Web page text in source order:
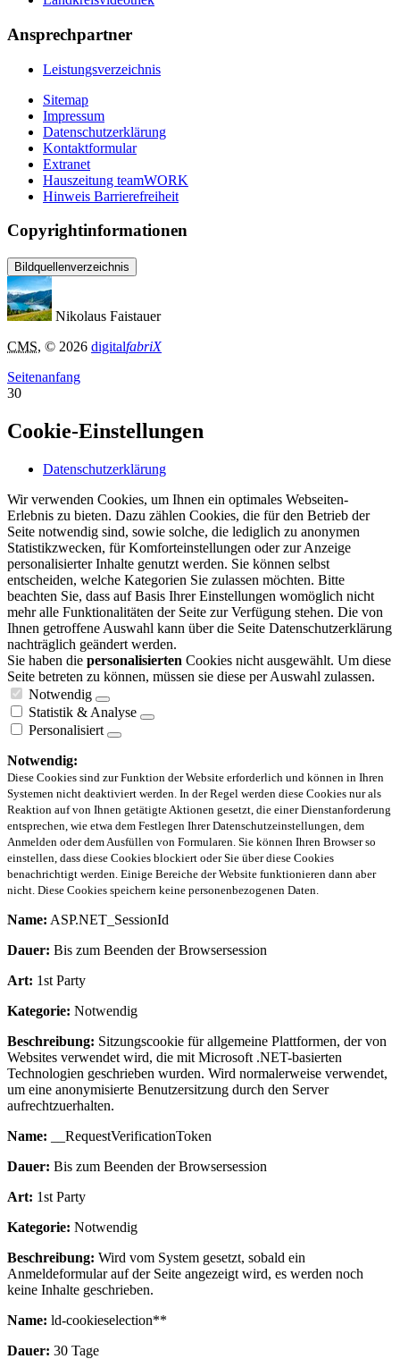
Ansprechpartner
Leistungsverzeichnis
Sitemap
Impressum
Datenschutzerklärung
Kontaktformular
Extranet
Hauszeitung teamWORK
Hinweis Barrierefreiheit
Copyrightinformationen
Bildquellenverzeichnis
Nikolaus Faistauer
CMS, © 2026 digitalfabriX
Seitenanfang
30
Cookie-Einstellungen
Datenschutzerklärung
Wir verwenden Cookies, um Ihnen ein optimales Webseiten-
Erlebnis zu bieten. Dazu zählen Cookies, die für den Betrieb der
Seite notwendig sind, sowie solche, die lediglich zu anonymen
Statistikzwecken, für Komforteinstellungen oder zur Anzeige
personalisierter Inhalte genutzt werden. Sie können selbst
entscheiden, welche Kategorien Sie zulassen möchten. Bitte
beachten Sie, dass auf Basis Ihrer Einstellungen womöglich nicht
mehr alle Funktionalitäten der Seite zur Verfügung stehen. Die von
Ihnen getroffene Auswahl kann über die Seite Datenschutzerklärung
nachträglich geändert werden.
Sie haben die personalisierten Cookies nicht ausgewählt. Um diese
Seite betreten zu können, müssen sie diese per Auswahl zulassen.
Notwendig
Statistik & Analyse
Personalisiert
Notwendig:
Diese Cookies sind zur Funktion der Website erforderlich und können in Ihren
Systemen nicht deaktiviert werden. In der Regel werden diese Cookies nur als
Reaktion auf von Ihnen getätigte Aktionen gesetzt, die einer Dienstanforderung
entsprechen, wie etwa dem Festlegen Ihrer Datenschutzeinstellungen, dem
Anmelden oder dem Ausfüllen von Formularen. Sie können Ihren Browser so
einstellen, dass diese Cookies blockiert oder Sie über diese Cookies
benachrichtigt werden. Einige Bereiche der Website funktionieren dann aber
nicht. Diese Cookies speichern keine personenbezogenen Daten.
Name: ASP.NET_SessionId
Dauer: Bis zum Beenden der Browsersession
Art: 1st Party
Kategorie: Notwendig
Beschreibung: Sitzungscookie für allgemeine Plattformen, der von
Websites verwendet wird, die mit Microsoft .NET-basierten
Technologien geschrieben wurden. Wird normalerweise verwendet,
um eine anonymisierte Benutzersitzung durch den Server
aufrechtzuerhalten.
Name: __RequestVerificationToken
Dauer: Bis zum Beenden der Browsersession
Art: 1st Party
Kategorie: Notwendig
Beschreibung: Wird vom System gesetzt, sobald ein
Anmeldeformular auf der Seite angezeigt wird, es werden noch
keine Inhalte geschrieben.
Name: ld-cookieselection**
Dauer: 30 Tage